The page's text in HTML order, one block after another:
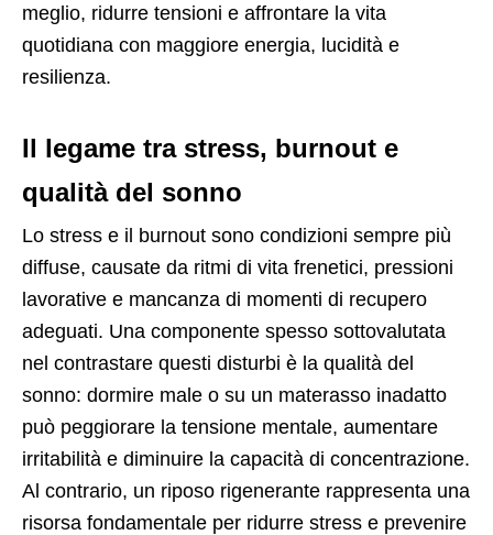
meglio, ridurre tensioni e affrontare la vita
quotidiana con maggiore energia, lucidità e
resilienza.
Il legame tra stress, burnout e
qualità del sonno
Lo stress e il burnout sono condizioni sempre più
diffuse, causate da ritmi di vita frenetici, pressioni
lavorative e mancanza di momenti di recupero
adeguati. Una componente spesso sottovalutata
nel contrastare questi disturbi è la qualità del
sonno: dormire male o su un materasso inadatto
può peggiorare la tensione mentale, aumentare
irritabilità e diminuire la capacità di concentrazione.
Al contrario, un riposo rigenerante rappresenta una
risorsa fondamentale per ridurre stress e prevenire